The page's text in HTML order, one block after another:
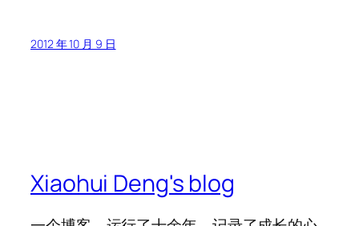
2012 年 10 月 9 日
Xiaohui Deng's blog